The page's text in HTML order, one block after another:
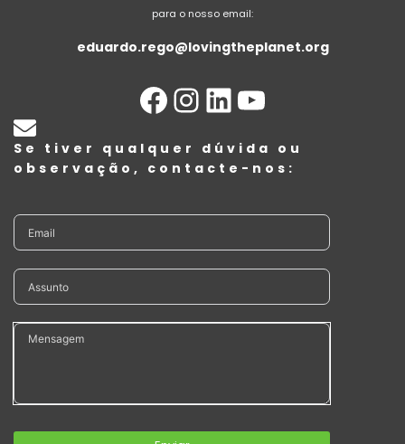
para o nosso email:
eduardo.rego@lovingtheplanet.org
Se tiver qualquer dúvida ou
observação, contacte-nos: